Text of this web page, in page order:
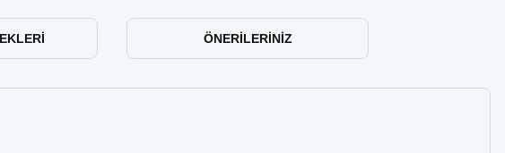
ÖNERILERINIZ